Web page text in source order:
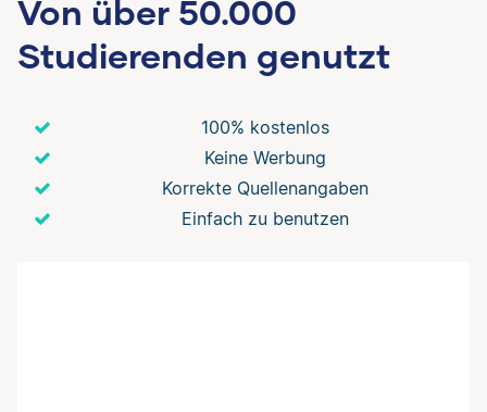
Von über 50.000
Studierenden genutzt
100% kostenlos
Keine Werbung
Korrekte Quellenangaben
Einfach zu benutzen